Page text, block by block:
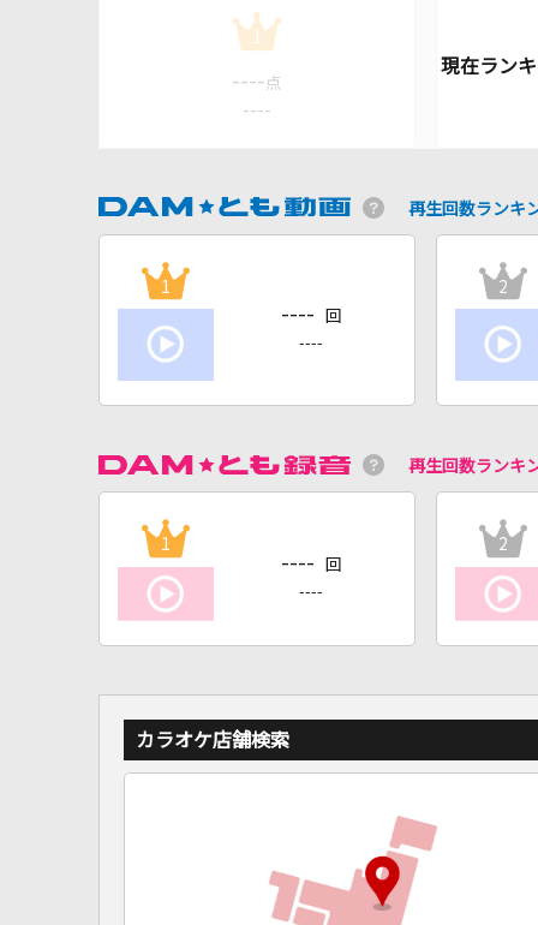
1
---- 点
----
再生回数ランキ
1
---- 回
----
2
再生回数ランキ
1
---- 回
----
2
カラオケ店舗検索